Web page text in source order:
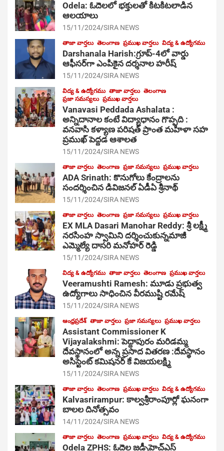
Odela: ఓదెల‌లో భక్తులతో కిటకిటలాడిన
ఆల‌యాలు
15/11/2024 SIRA NEWS
తాజా వార్తలు తెలంగాణ ప్రముఖ వార్తలు విద్య & ఉద్యోగము
Darshanala Harish:గ్రూప్-4లో వార్డు
ఆఫీసర్‌గా ఎంపికైన దర్శనాల హరీష్
15/11/2024 SIRA NEWS
విద్య & ఉద్యోగము తాజా వార్తలు తెలంగాణ
ప్రజా సమస్యలు ప్రముఖ వార్తలు
Vanavasi Peddada Ashalata :
అన్నిదానాల కంటే విద్యాధానం గొప్పది :
వనవాసి కళ్యాణ పరిషత్ ప్రాంత మహిళా సహ
ప్రముఖ్ పెద్దడ ఆశాలత
15/11/2024 SIRA NEWS
తాజా వార్తలు తెలంగాణ ప్రజా సమస్యలు ప్రముఖ వార్తలు
ADA Srinath: కొనుగోలు కేంద్రాల‌ను
సంద‌ర్శించిన డివిజనల్ ఏడీఏ శ్రీనాథ్
15/11/2024 SIRA NEWS
తాజా వార్తలు తెలంగాణ ప్రజా సమస్యలు ప్రముఖ వార్తలు
EX MLA Dasari Manohar Reddy: శ్రీ లక్ష్మీ
నరసింహ స్వామిని దర్శించుకున్నమాజీ
ఎమ్మెల్యే దాసరి మనోహర్ రెడ్డి
15/11/2024 SIRA NEWS
విద్య & ఉద్యోగము తాజా వార్తలు తెలంగాణ ప్రముఖ వార్తలు
Veeramushti Ramesh: మూడు ప్రభుత్వ
ఉద్యోగాలు సాధించిన వీరముష్టి రమేష్
15/11/2024 SIRA NEWS
ఆంధ్రప్రదేశ్ తాజా వార్తలు ప్రజా సమస్యలు ప్రముఖ వార్తలు
Assistant Commissioner K
Vijayalakshmi: పెద్దాపురం మరిడమ్మ
దేవస్థానంలో అన్న ప్రసాద వితరణ :దేవస్థానం
అసిస్టెంట్ కమిషనర్ కే విజయలక్ష్మి
15/11/2024 SIRA NEWS
తాజా వార్తలు తెలంగాణ ప్రముఖ వార్తలు విద్య & ఉద్యోగము
Kalvasrirampur: కాల్వశ్రీరాంపూర్లో ఘనంగా
బాలల దినోత్సవం
14/11/2024 SIRA NEWS
తాజా వార్తలు తెలంగాణ ప్రముఖ వార్తలు విద్య & ఉద్యోగము
Odela ZPHS: ఓదెల జ‌డ్పీహెచ్ఎస్